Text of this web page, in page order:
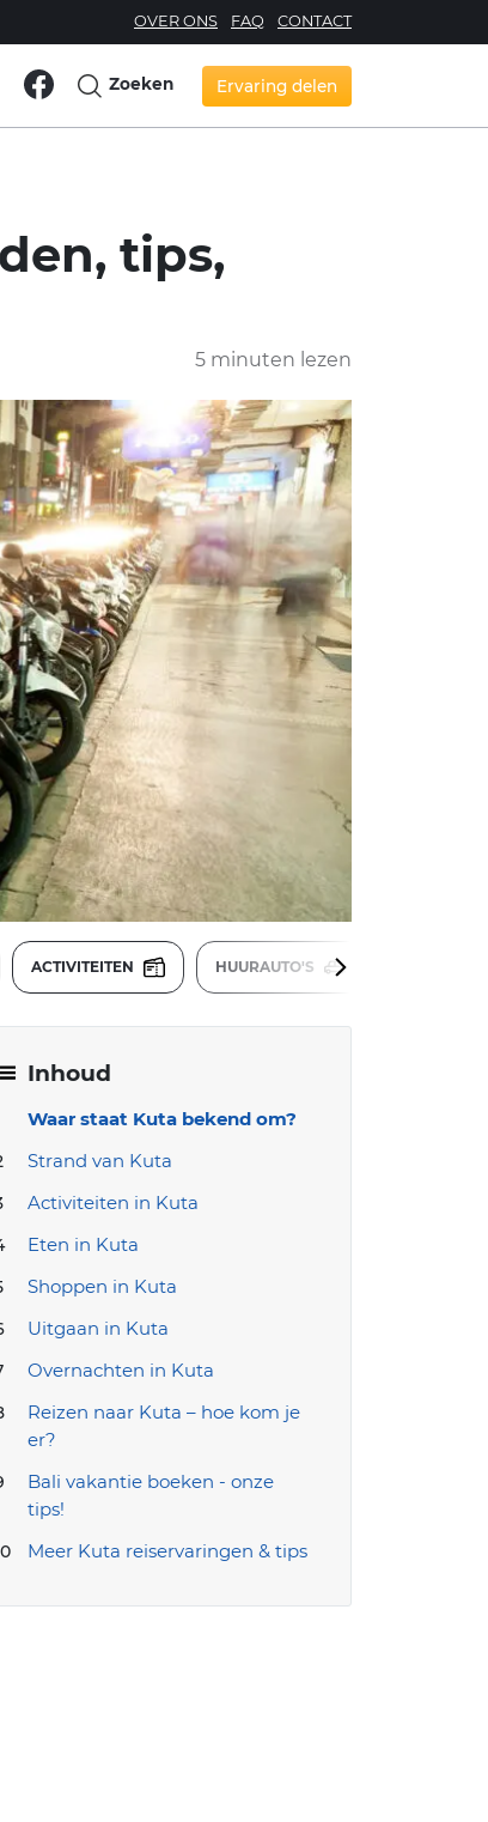
OVER ONS FAQ CONTACT
Zoeken Ervaring delen
tips,
5 minuten lezen
ACTIVITEITEN HUURAUTO'S
Inhoud
Waar staat Kuta bekend om?
Strand van Kuta
Activiteiten in Kuta
Eten in Kuta
Shoppen in Kuta
Uitgaan in Kuta
Overnachten in Kuta
Reizen naar Kuta – hoe kom je
er?
Bali vakantie boeken - onze
tips!
Meer Kuta reiservaringen & tips